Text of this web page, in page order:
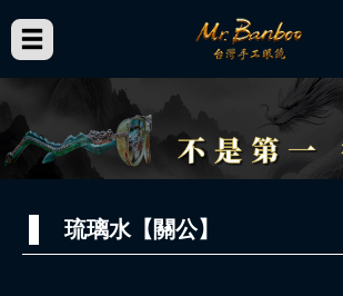
琉璃水【關公】